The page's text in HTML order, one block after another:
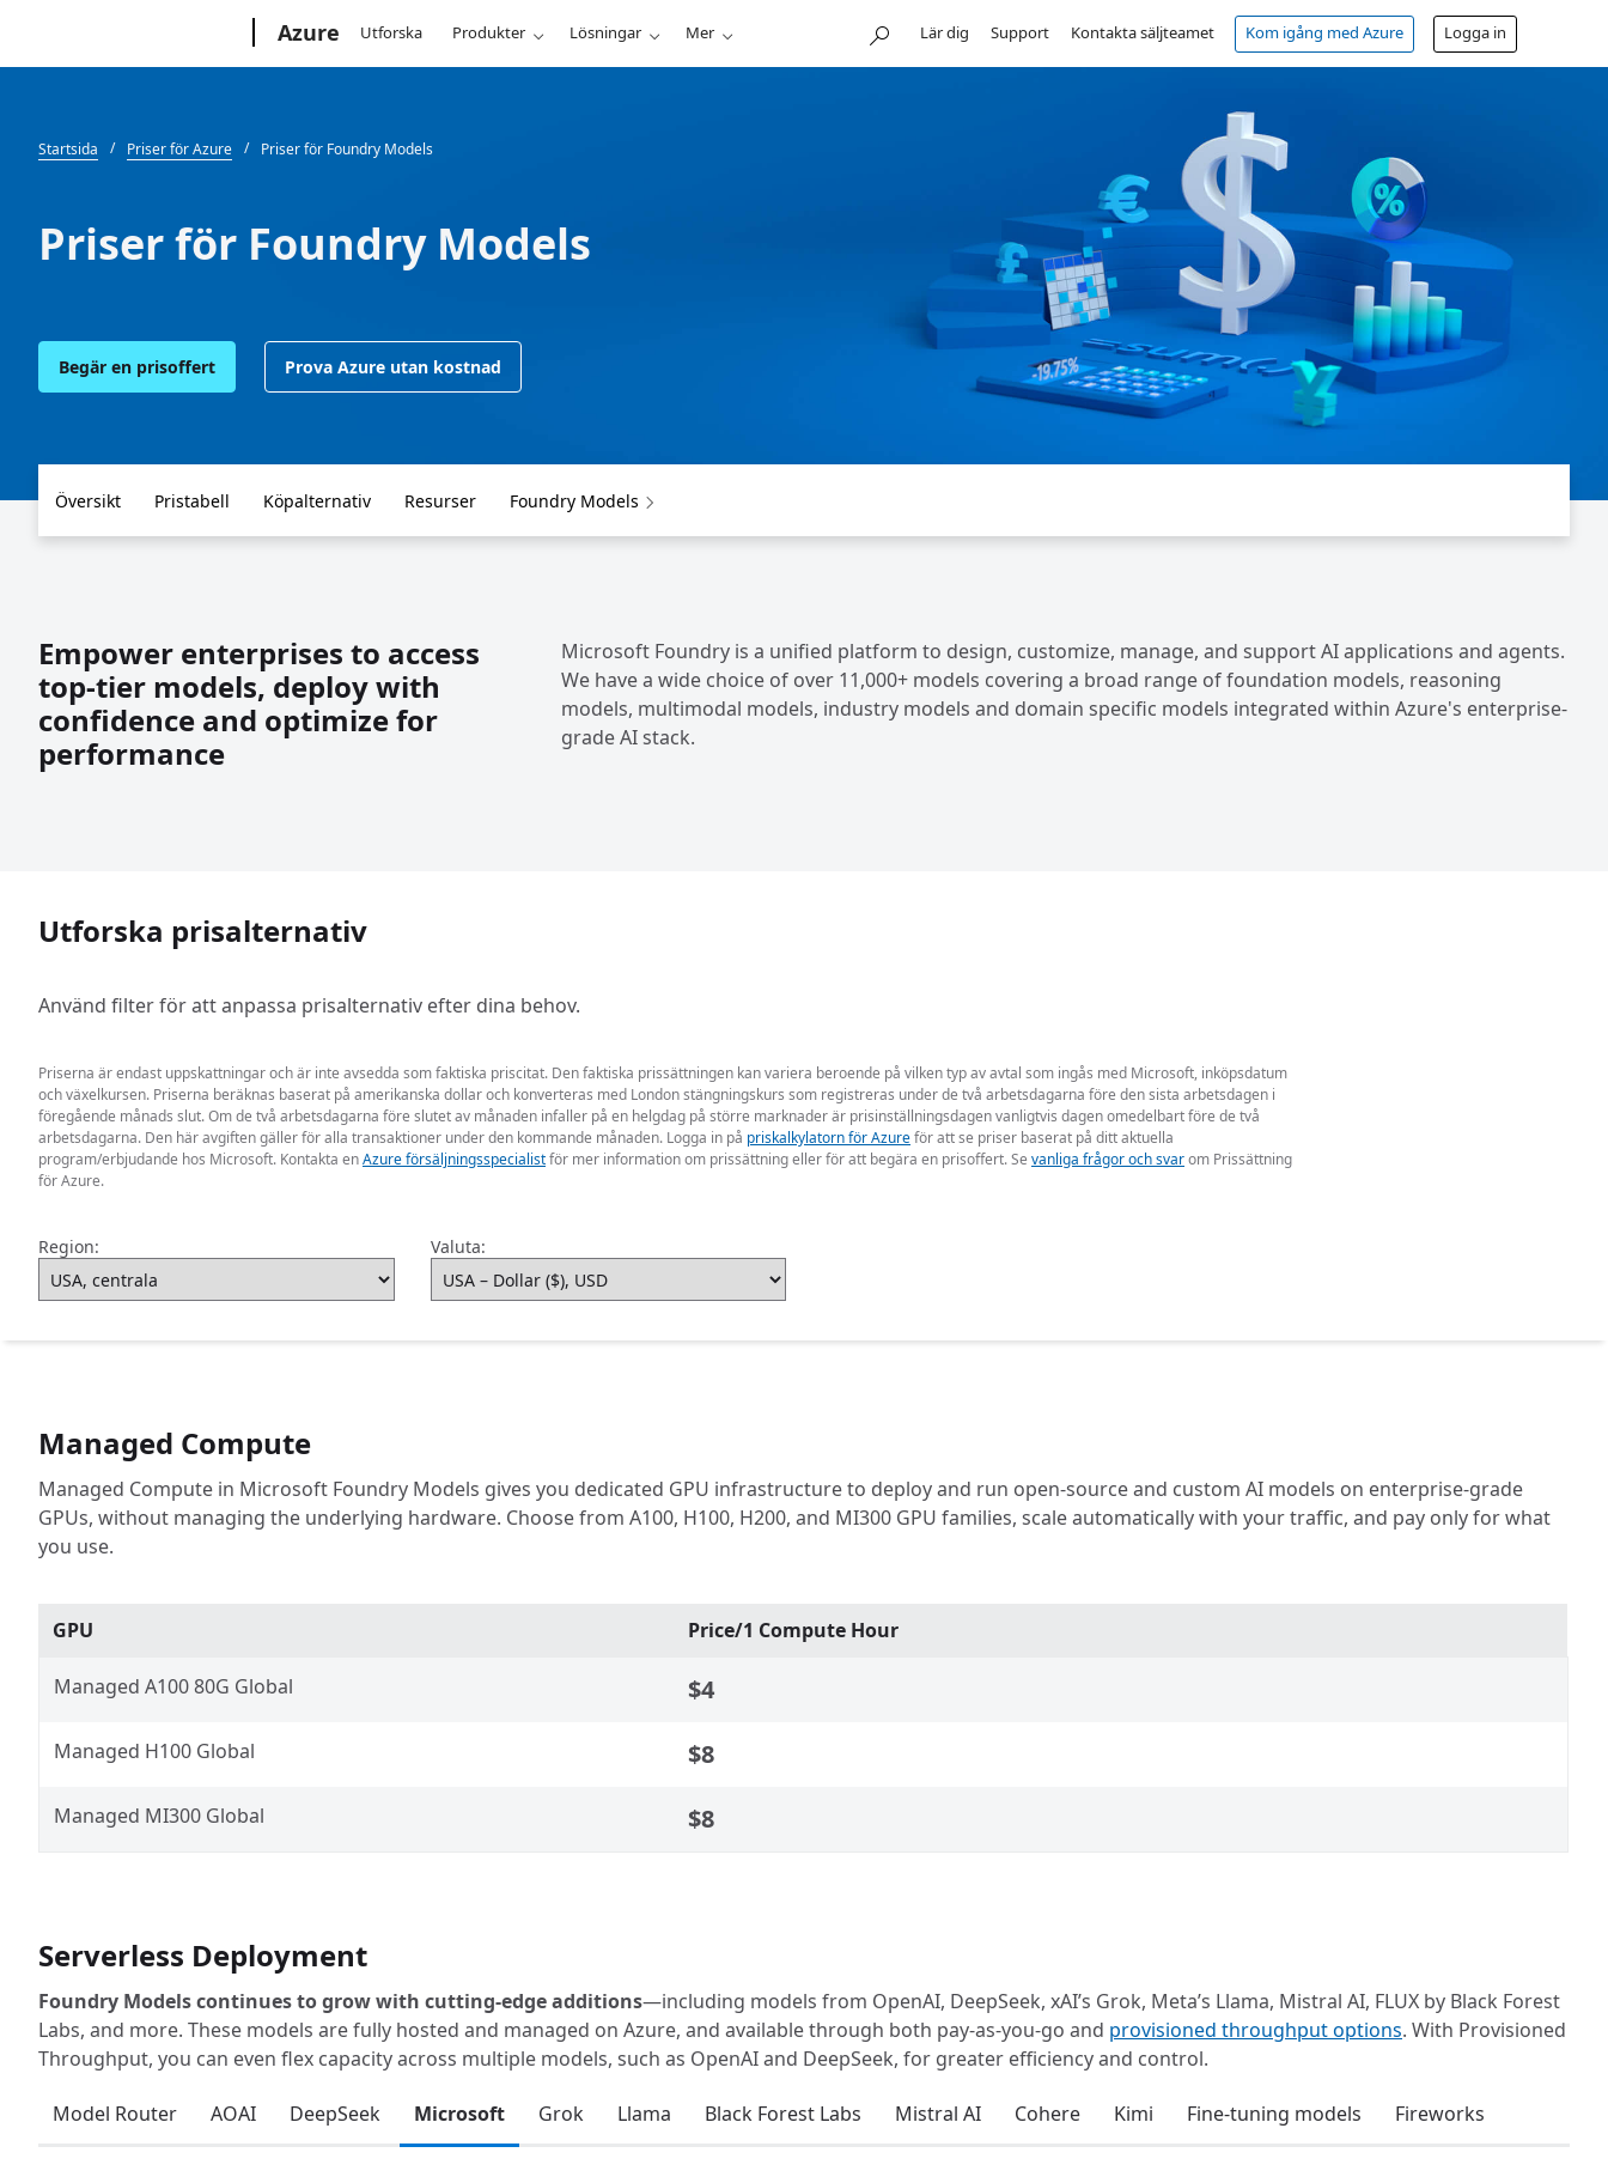
Azure Utforska Produkter Lösningar Mer Lär dig Support Kontakta säljteamet Kom igång med Azure Logga in
Startsida Priser för Azure Priser för Foundry Models
Priser för Foundry Models
Begär en prisoffert Prova Azure utan kostnad
Översikt Pristabell Köpalternativ Resurser Foundry Models
Empower enterprises to access
top-tier models, deploy with
confidence and optimize for
performance
Microsoft Foundry is a unified platform to design, customize, manage, and support AI applications and agents.
We have a wide choice of over 11,000+ models covering a broad range of foundation models, reasoning
models, multimodal models, industry models and domain specific models integrated within Azure's enterprise-
grade AI stack.
Utforska prisalternativ
Använd filter för att anpassa prisalternativ efter dina behov.
Priserna är endast uppskattningar och är inte avsedda som faktiska priscitat. Den faktiska prissättningen kan variera beroende på vilken typ av avtal som ingås med Microsoft, inköpsdatum
och växelkursen. Priserna beräknas baserat på amerikanska dollar och konverteras med London stängningskurs som registreras under de två arbetsdagarna före den sista arbetsdagen i
föregående månads slut. Om de två arbetsdagarna före slutet av månaden infaller på en helgdag på större marknader är prisinställningsdagen vanligtvis dagen omedelbart före de två
arbetsdagarna. Den här avgiften gäller för alla transaktioner under den kommande månaden. Logga in på priskalkylatorn för Azureför att se priser baserat på ditt aktuella
program/erbjudande hos Microsoft. Kontakta enAzure försäljningsspecialistför mer information om prissättning eller för att begära en prisoffert. Se vanliga frågor och svarom Prissättning
för Azure.
Region: Valuta:
Managed Compute
Managed Compute in Microsoft Foundry Models gives you dedicated GPU infrastructure to deploy and run open-source and custom AI models on enterprise-grade
GPUs, without managing the underlying hardware. Choose from A100, H100, H200, and MI300 GPU families, scale automatically with your traffic, and pay only for what
you use.
GPU Price/1 Compute Hour
Managed A100 80G Global $4
Managed H100 Global $8
Managed MI300 Global $8
Serverless Deployment
Foundry Models continues to grow with cutting-edge additions—including models from OpenAI, DeepSeek, xAI’s Grok, Meta’s Llama, Mistral AI, FLUX by Black Forest
Labs, and more. These models are fully hosted and managed on Azure, and available through both pay-as-you-go and provisioned throughput options. With Provisioned
Throughput, you can even flex capacity across multiple models, such as OpenAI and DeepSeek, for greater efficiency and control.
Model Router AOAI DeepSeek Microsoft Grok Llama Black Forest Labs Mistral AI Cohere Kimi Fine-tuning models Fireworks